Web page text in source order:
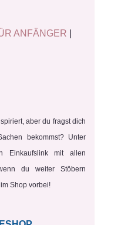
ANFÄNGER
aber du fragst dich
bekommst? Unter
Einkaufslink mit allen
du weiter Stöbern
Shop vorbei!